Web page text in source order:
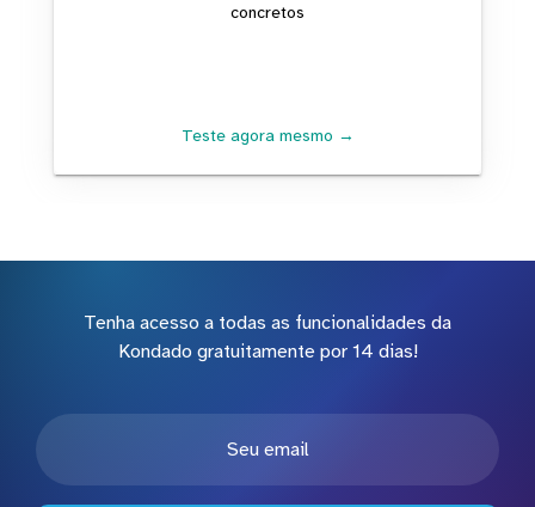
concretos
Teste agora mesmo →
Tenha acesso a todas as funcionalidades da
Kondado gratuitamente por 14 dias!